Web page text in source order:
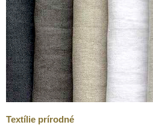
Textílie prírodné